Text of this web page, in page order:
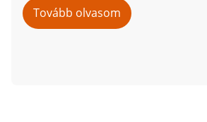
Tovább olvasom ezt:
Tételes